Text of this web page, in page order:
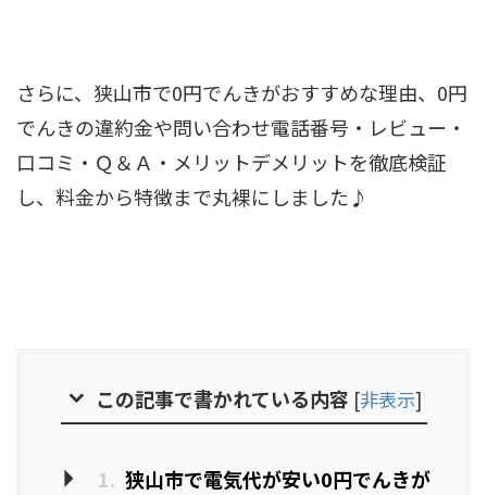
さらに、狭山市で0円でんきがおすすめな理由、0円
でんきの違約金や問い合わせ電話番号・レビュー・
口コミ・Ｑ＆Ａ・メリットデメリットを徹底検証
し、料金から特徴まで丸裸にしました♪
この記事で書かれている内容 [非表示]
1. 狭山市で電気代が安い0円でんきが